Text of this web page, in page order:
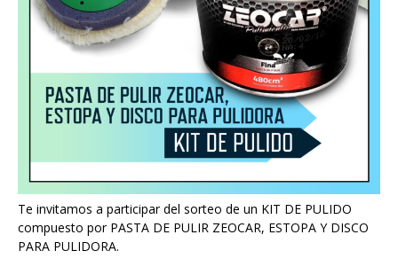
Te invitamos a participar del sorteo de un KIT DE PULIDO
compuesto por PASTA DE PULIR ZEOCAR, ESTOPA Y DISCO
PARA PULIDORA.